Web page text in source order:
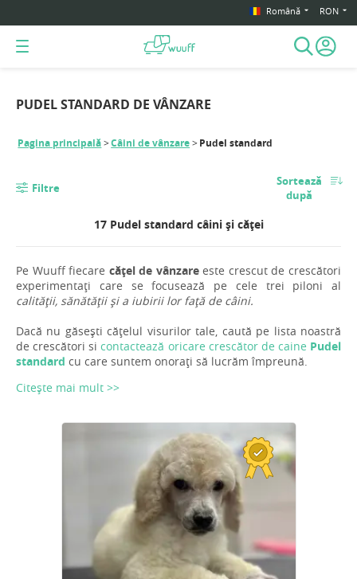
Română RON
PUDEL STANDARD DE VÂNZARE
Pagina principală Câini de vânzare Pudel standard
Filtre
Sortează
după
17 Pudel standard câini și căței
Pe Wuuff fiecare cățel de vânzareeste crescut de crescători
experimentați care se focusează pe cele trei piloni al
calității, sănătății și a iubirii lor față de câini.
Dacă nu găsești cățelul visurilor tale, caută pe lista noastră
de crescători sicontactează oricare crescător de caine Pudel
standard cu care suntem onorați să lucrăm împreună.
Citește mai mult >>